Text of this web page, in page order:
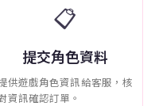
📋
提交角色資料
供遊戲角色資訊給客服，核
資訊確認訂單。